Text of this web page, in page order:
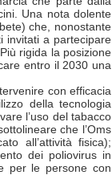
Una nota dolente
che, nonostante
invitati a partecipare
rigida la posizione
entro il 2030 una
con efficacia
della tecnologia
l’uso del tabacco
che l’Oms
all’attività fisica);
dei poliovirus in
per le persone con